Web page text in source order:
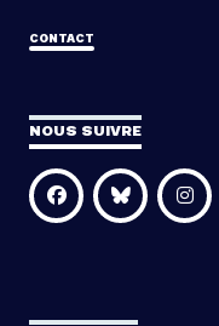
CONTACT
NOUS SUIVRE